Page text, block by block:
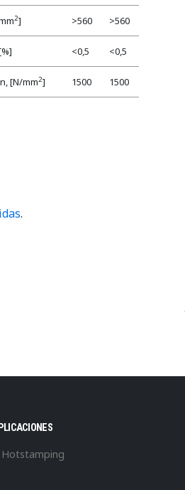
2] >560 >560
<0,5 <0,5
[N/mm2] 1500 1500
.
·
Hotstamping